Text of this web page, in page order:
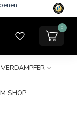
0
VERDAMPFER
SHOP